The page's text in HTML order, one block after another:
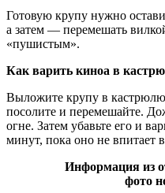
Готовую крупу нужно
а затем — перемешать
«пушистым».
Как варить киноа в
Выложите крупу в
посолите и перемешайте.
огне. Затем убавьте его и
минут, пока оно не впитает
Информация из
фото